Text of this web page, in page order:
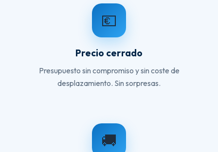
💶
Precio cerrado
Presupuesto sin compromiso y sin coste de
desplazamiento. Sin sorpresas.
🚚